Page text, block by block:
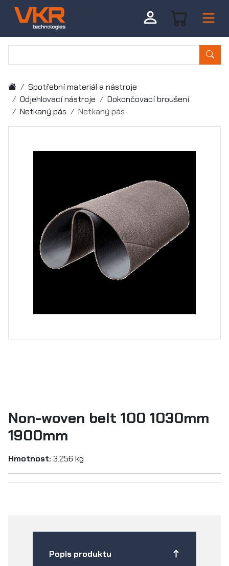
Spotřební materiál a nástroje
Odjehlovací nástroje
Dokončovací broušení
Netkaný pás
Netkaný pás
Non-woven belt 100 1030mm
1900mm
Hmotnost: 3.256 kg
Popis produktu